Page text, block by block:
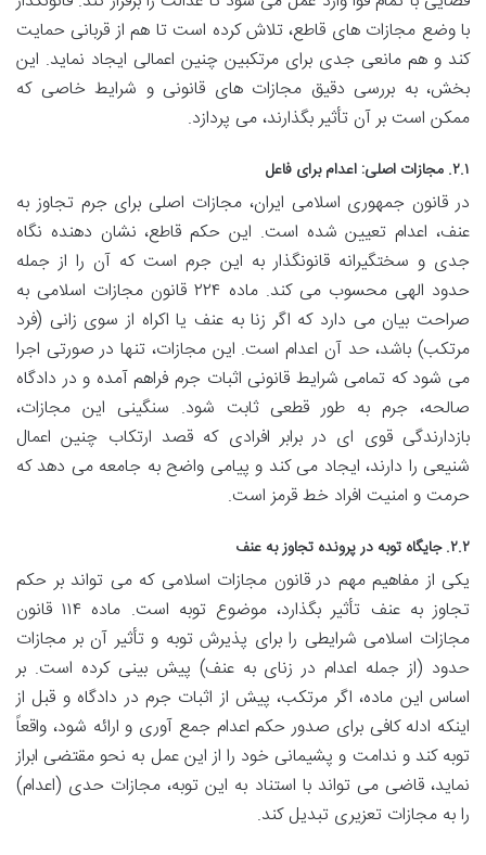
با وضع مجازات های قاطع، تلاش کرده است تا هم از قربانی حمایت
کند و هم مانعی جدی برای مرتکبین چنین اعمالی ایجاد نماید. این
بخش، به بررسی دقیق مجازات های قانونی و شرایط خاصی که
ممکن است بر آن تأثیر بگذارند، می پردازد.
۲.۱. مجازات اصلی: اعدام برای فاعل
در قانون جمهوری اسلامی ایران، مجازات اصلی برای جرم تجاوز به
عنف، اعدام تعیین شده است. این حکم قاطع، نشان دهنده نگاه
جدی و سختگیرانه قانونگذار به این جرم است که آن را از جمله
حدود الهی محسوب می کند. ماده ۲۲۴ قانون مجازات اسلامی به
صراحت بیان می دارد که اگر زنا به عنف یا اکراه از سوی زانی (فرد
مرتکب) باشد، حد آن اعدام است. این مجازات، تنها در صورتی اجرا
می شود که تمامی شرایط قانونی اثبات جرم فراهم آمده و در دادگاه
صالحه، جرم به طور قطعی ثابت شود. سنگینی این مجازات،
بازدارندگی قوی ای در برابر افرادی که قصد ارتکاب چنین اعمال
شنیعی را دارند، ایجاد می کند و پیامی واضح به جامعه می دهد که
حرمت و امنیت افراد خط قرمز است.
۲.۲. جایگاه توبه در پرونده تجاوز به عنف
یکی از مفاهیم مهم در قانون مجازات اسلامی که می تواند بر حکم
تجاوز به عنف تأثیر بگذارد، موضوع توبه است. ماده ۱۱۴ قانون
مجازات اسلامی شرایطی را برای پذیرش توبه و تأثیر آن بر مجازات
حدود (از جمله اعدام در زنای به عنف) پیش بینی کرده است. بر
اساس این ماده، اگر مرتکب، پیش از اثبات جرم در دادگاه و قبل از
اینکه ادله کافی برای صدور حکم اعدام جمع آوری و ارائه شود، واقعاً
توبه کند و ندامت و پشیمانی خود را از این عمل به نحو مقتضی ابراز
نماید، قاضی می تواند با استناد به این توبه، مجازات حدی (اعدام)
را به مجازات تعزیری تبدیل کند.